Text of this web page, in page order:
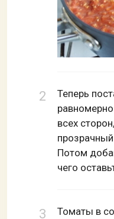
Теперь
всех
Потом
чего
Томаты в